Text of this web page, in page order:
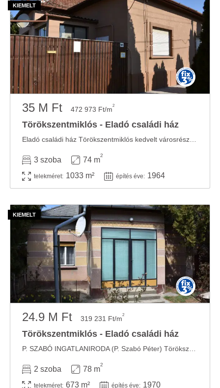
35 M Ft 472 973 Ft/m2
Törökszentmiklós - Eladó családi ház
3 szoba 74 m
2
telekméret: 1033 m² építés éve: 1964
24.9 M Ft 319 231 Ft/m2
Törökszentmiklós - Eladó családi ház
2 szoba 78 m
2
telekméret: 673 m² építés éve: 1970